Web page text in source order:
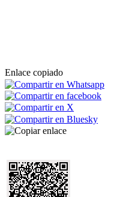
Enlace copiado